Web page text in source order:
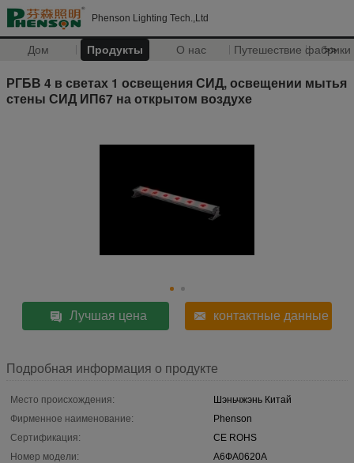
Phenson Lighting Tech.,Ltd
Дом Продукты О нас Путешествие фабрики
>>
РГБВ 4 в светах 1 освещения СИД, освещении мытья
стены СИД ИП67 на открытом воздухе
Лучшая цена контактные данные
Подробная информация о продукте
Место происхождения:
Шэньчжэнь Китай
Фирменное наименование:
Phenson
Сертификация:
CE ROHS
Номер модели:
А6ФА0620А